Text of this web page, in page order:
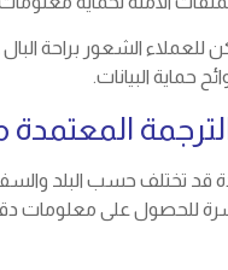
للعملاء الشعور براحة
حماية البيانات.
المعتمدة
قد تختلف حسب البلد
للحصول على معلومات